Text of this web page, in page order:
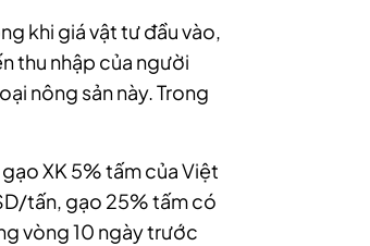
khi giá vật tư đầu vào,
thu nhập của người
nông sản này. Trong
XK 5% tấm của Việt
tấn, gạo 25% tấm có
vòng 10 ngày trước